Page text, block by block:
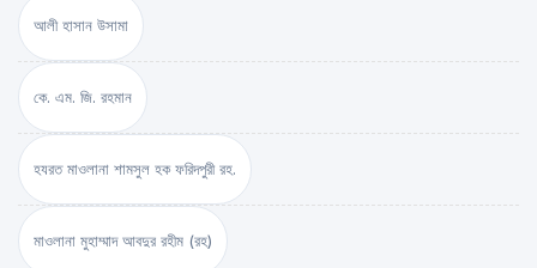
আলী হাসান উসামা
কে. এম. জি. রহমান
হযরত মাওলানা শামসুল হক ফরিদপুরী রহ.
মাওলানা মুহাম্মাদ আবদুর রহীম (রহ)